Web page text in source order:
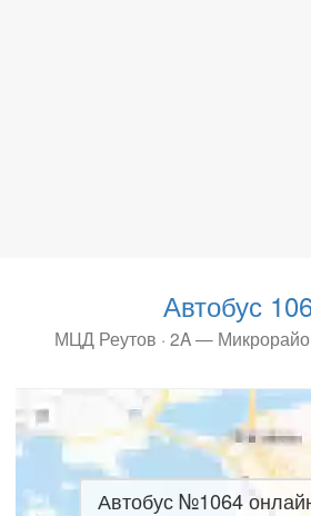
Автобус
МЦД Реутов · 2A —
Автобус №1064